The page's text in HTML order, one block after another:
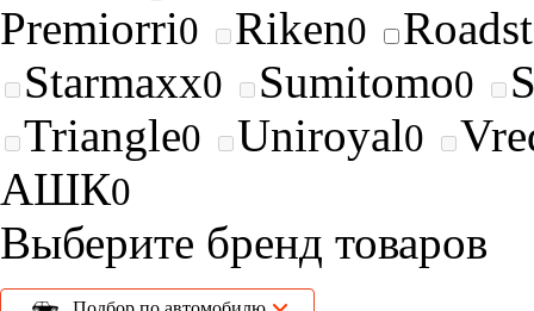
Premiorri0 Riken0
Starmaxx0 Sumitomo0
Triangle0 Uniroyal0
АШК0
Выберите бренд товаров